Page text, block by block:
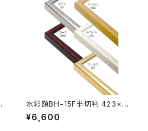
水彩額BH-15F半切判 423×5
45ミリ
¥6,600